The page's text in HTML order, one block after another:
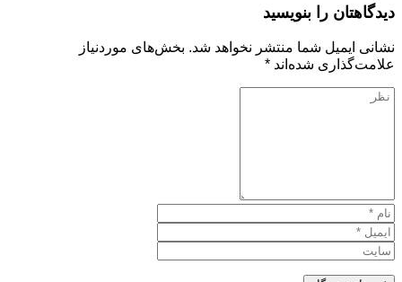
دیدگاهتان را بنویسید
نشانی ایمیل شما منتشر نخواهد شد. بخش‌های موردنیاز
علامت‌گذاری شده‌اند *